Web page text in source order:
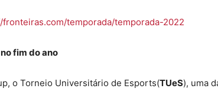
fronteiras.com/temporada/temporada-2022
fim do ano
o Torneio Universitário de Esports(TUeS), uma